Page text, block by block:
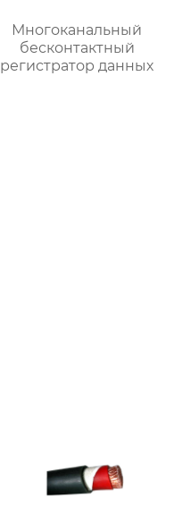
Многоканальный
бесконтактный
регистратор данных